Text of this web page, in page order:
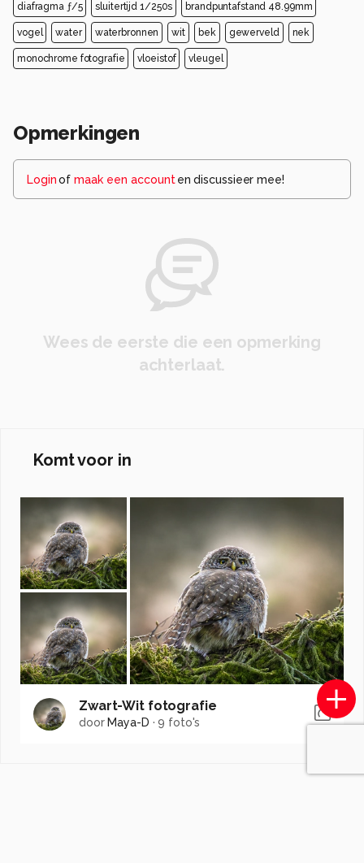
diafragma ƒ/5 sluitertijd 1/250s brandpuntafstand 48.99mm
vogel water waterbronnen wit bek gewerveld nek
monochrome fotografie vloeistof vleugel
Opmerkingen
Loginof maak een account en discussieer mee!
Wees de eerste die een opmerking
achterlaat.
Komt voor in
Zwart-Wit fotografie
door Maya-D ·9 foto's